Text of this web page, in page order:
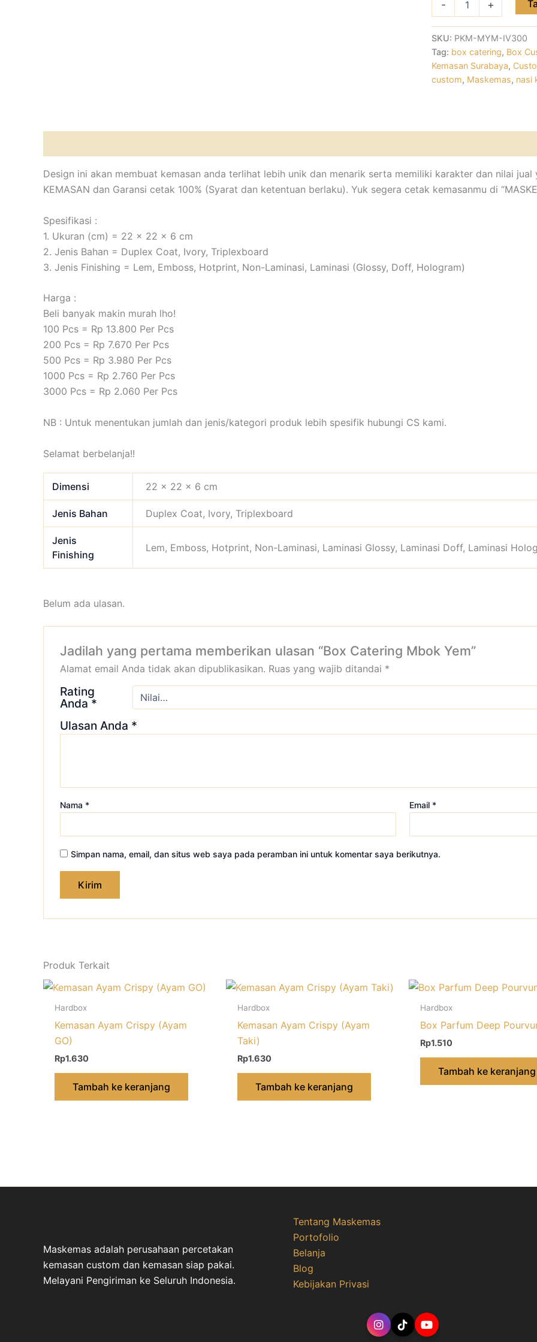
- +
SKU: PKM-MYM-IV300
Tag: box catering, Box
Kemasan Surabaya,
custom, Maskemas, nasi
Design ini akan membuat kemasan anda terlihat lebih unik dan menarik serta memiliki karakter dan nilai jual
KEMASAN dan Garansi cetak 100% (Syarat dan ketentuan berlaku). Yuk segera cetak kemasanmu di
Spesifikasi :
1. Ukuran (cm) = 22 x 22 x 6 cm
2. Jenis Bahan = Duplex Coat, Ivory, Triplexboard
3. Jenis Finishing = Lem, Emboss, Hotprint, Non-Laminasi, Laminasi (Glossy, Doff, Hologram)
Harga :
Beli banyak makin murah lho!
100 Pcs = Rp 13.800 Per Pcs
200 Pcs = Rp 7.670 Per Pcs
500 Pcs = Rp 3.980 Per Pcs
1000 Pcs = Rp 2.760 Per Pcs
3000 Pcs = Rp 2.060 Per Pcs
NB : Untuk menentukan jumlah dan jenis/kategori produk lebih spesifik hubungi CS kami.
Selamat berbelanja!!
Dimensi 22 × 22 × 6 cm
Jenis Bahan Duplex Coat, Ivory, Triplexboard
Jenis
Finishing
Lem, Emboss, Hotprint, Non-Laminasi, Laminasi Glossy, Laminasi Doff, Laminasi
Belum ada ulasan.
Jadilah yang pertama memberikan ulasan “Box Catering Mbok Yem”
Alamat email Anda tidak akan dipublikasikan. Ruas yang wajib ditandai *
Rating
Anda*
Ulasan Anda *
Nama * Email *
Simpan nama, email, dan situs web saya pada peramban ini untuk komentar saya berikutnya.
Produk Terkait
Hardbox
Kemasan Ayam Crispy (Ayam
GO)
Rp1.630
Tambah ke keranjang
Hardbox
Kemasan Ayam Crispy (Ayam
Taki)
Rp1.630
Tambah ke keranjang
Hardbox
Box Parfum Deep
Rp1.510
Tambah ke keranjang
Maskemas adalah perusahaan percetakan
kemasan custom dan kemasan siap pakai.
Melayani Pengiriman ke Seluruh Indonesia.
Tentang Maskemas
Portofolio
Belanja
Blog
Kebijakan Privasi